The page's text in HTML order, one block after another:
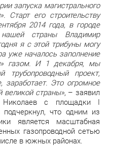
запуска магистрального
Старт его строительству
2014 года, в городе
страны Владимир
я с этой трибуны могу
уже началось заполнение
газом. И 1 декабря, мы
трубопроводный проект,
Это огромное
страны», – заявил
Николаев с площадки I
что одним из
является масштабная
газопроводной сетью
в южных районах.